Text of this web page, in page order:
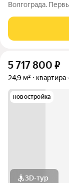
Волгограда. Первый
внутренний
этажей
5 717 800 ₽
24,9 м²
новостройка
3D-тур